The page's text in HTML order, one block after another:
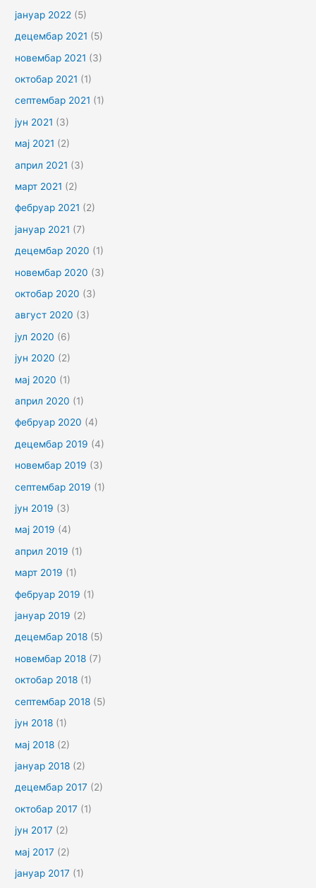
јануар 2022 (5)
децембар 2021 (5)
новембар 2021 (3)
октобар 2021 (1)
септембар 2021 (1)
јун 2021 (3)
мај 2021 (2)
април 2021 (3)
март 2021 (2)
фебруар 2021 (2)
јануар 2021 (7)
децембар 2020 (1)
новембар 2020 (3)
октобар 2020 (3)
август 2020 (3)
јул 2020 (6)
јун 2020 (2)
мај 2020 (1)
април 2020 (1)
фебруар 2020 (4)
децембар 2019 (4)
новембар 2019 (3)
септембар 2019 (1)
јун 2019 (3)
мај 2019 (4)
април 2019 (1)
март 2019 (1)
фебруар 2019 (1)
јануар 2019 (2)
децембар 2018 (5)
новембар 2018 (7)
октобар 2018 (1)
септембар 2018 (5)
јун 2018 (1)
мај 2018 (2)
јануар 2018 (2)
децембар 2017 (2)
октобар 2017 (1)
јун 2017 (2)
мај 2017 (2)
јануар 2017 (1)